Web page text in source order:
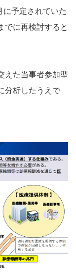
に予定されていた
でに再検討すると
えた当事者参加型
分析したうえで